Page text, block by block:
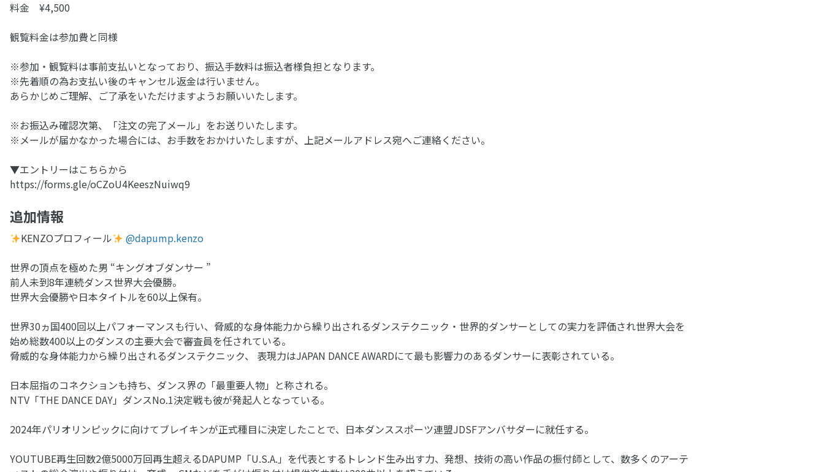
料金 ¥4,500
観覧料金は参加費と同様
※参加・観覧料は事前支払いとなっており、振込手数料は振込者様負担となります。
※先着順の為お支払い後のキャンセル返金は行いません。
あらかじめご理解、ご了承をいただけますようお願いいたします。
※お振込み確認次第、「注文の完了メール」をお送りいたします。
※メールが届かなかった場合には、お手数をおかけいたしますが、上記メールアドレス宛へご連絡ください。
▼エントリーはこちらから
https://forms.gle/oCZoU4KeeszNuiwq9
追加情報
KENZOプロフィール
@dapump.kenzo
世界の頂点を極めた男 “キングオブダンサー ”
前人未到8年連続ダンス世界大会優勝。
世界大会優勝や日本タイトルを60以上保有。
世界30ヵ国400回以上パフォーマンスも行い、脅威的な身体能力から繰り出されるダンステクニック・世界的ダンサーとしての実力を評価され世界大会を
始め総数400以上のダンスの主要大会で審査員を任されている。
脅威的な身体能力から繰り出されるダンステクニック、 表現力はJAPAN DANCE AWARDにて最も影響力のあるダンサーに表彰されている。
日本屈指のコネクションも持ち、ダンス界の「最重要人物」と称される。
NTV「THE DANCE DAY」ダンスNo.1決定戦も彼が発起人となっている。
2024年パリオリンピックに向けてブレイキンが正式種目に決定したことで、日本ダンススポーツ連盟JDSFアンバサダーに就任する。
YOUTUBE再生回数2億5000万回再生超えるDAPUMP「U.S.A.」を代表とするトレンド生み出す力、発想、技術の高い作品の振付師として、数多くのアーテ